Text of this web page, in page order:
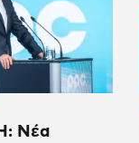
Νέα